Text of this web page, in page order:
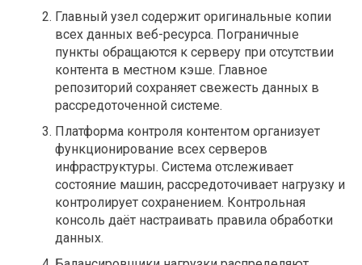
Главный узел содержит оригинальные копии
всех данных веб-ресурса. Пограничные
пункты обращаются к серверу при отсутствии
контента в местном кэше. Главное
репозиторий сохраняет свежесть данных в
рассредоточенной системе.
Платформа контроля контентом организует
функционирование всех серверов
инфраструктуры. Система отслеживает
состояние машин, рассредоточивает нагрузку и
контролирует сохранением. Контрольная
консоль даёт настраивать правила обработки
данных.